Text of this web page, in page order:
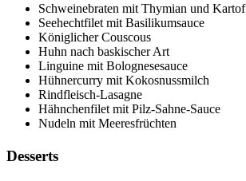
Schweinebraten mit Thymian und
Seehechtfilet mit Basilikumsauce
Königlicher Couscous
Huhn nach baskischer Art
Linguine mit Bolognesesauce
Hühnercurry mit Kokosnussmilch
Rindfleisch-Lasagne
Hähnchenfilet mit Pilz-Sahne-Sauce
Nudeln mit Meeresfrüchten
Desserts